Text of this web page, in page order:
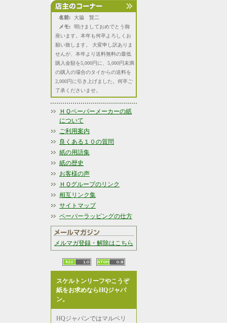
名前:
大脇 賢二
メモ:
明けましておめでとう御
座います。本年も何卒よろしくお
願い致します。 大変申し訳ありま
せんが、本年より送料無料の最低
購入金額を5,000円に、5,000円未満
の購入の場合のタイからの送料を
2,000円に引き上げました。何卒ご
了承くださいませ。
ＨＱペーパーメーカーの紙
について
ご利用案内
良くある１０の質問
紙の用語集
紙の歴史
お客様の声
ＨＱグループのリンク
相互リンク集
サイトマップ
ペーパーラッピングの仕方
メルマガ登録・解除はこちら
スケルトンリーフやこうぞ
紙をお求めならHQジャパ
ン。
HQジャパンではマルベリ